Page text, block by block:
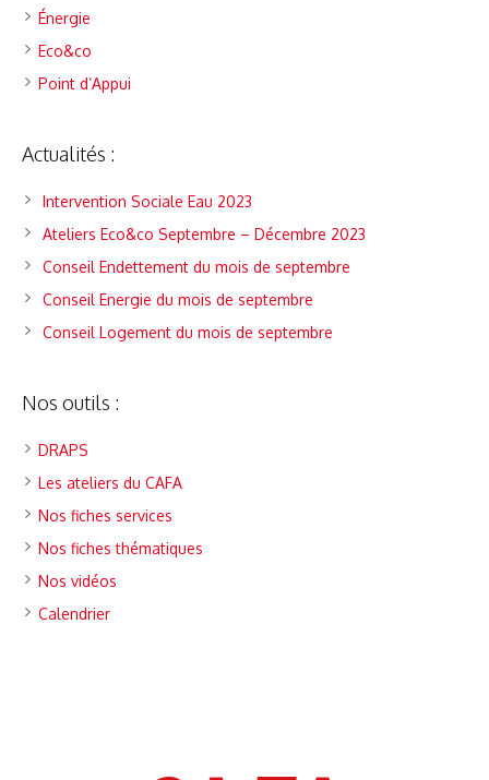
Énergie
Eco&co
Point d’Appui
Actualités :
Intervention Sociale Eau 2023
Ateliers Eco&co Septembre – Décembre 2023
Conseil Endettement du mois de septembre
Conseil Energie du mois de septembre
Conseil Logement du mois de septembre
Nos outils :
DRAPS
Les ateliers du CAFA
Nos fiches services
Nos fiches thématiques
Nos vidéos
Calendrier